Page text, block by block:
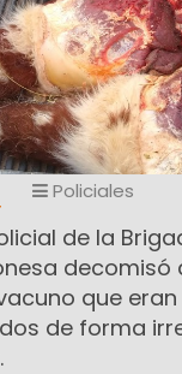
Policiales
de la
decomisó
que eran
de forma